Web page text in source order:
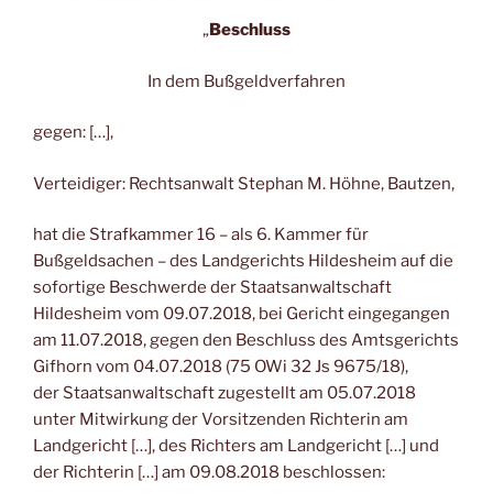
„Beschluss
In dem Bußgeldverfahren
gegen: […],
Verteidiger: Rechtsanwalt Stephan M. Höhne, Bautzen,
hat die Strafkammer 16 – als 6. Kammer für
Bußgeldsachen – des Landgerichts Hildesheim auf die
sofortige Beschwerde der Staatsanwaltschaft
Hildesheim vom 09.07.2018, bei Gericht eingegangen
am 11.07.2018, gegen den Beschluss des Amtsgerichts
Gifhorn vom 04.07.2018 (75 OWi 32 Js 9675/18),
der Staatsanwaltschaft zugestellt am 05.07.2018
unter Mitwirkung der Vorsitzenden Richterin am
Landgericht […], des Richters am Landgericht […] und
der Richterin […] am 09.08.2018 beschlossen: